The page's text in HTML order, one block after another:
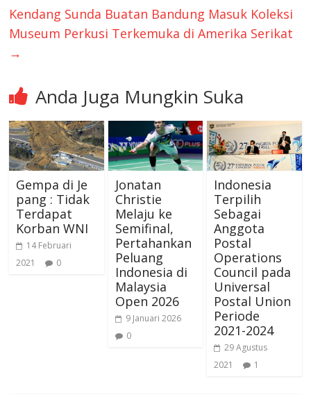
Kendang Sunda Buatan Bandung Masuk Koleksi
Museum Perkusi Terkemuka di Amerika Serikat
→
Anda Juga Mungkin Suka
​Gempa di Je​
pang : Tidak
Terdapat
Korban WNI
14 Februari
2021
0
Jonatan
Christie
Melaju ke
Semifinal,
Pertahankan
Peluang
Indonesia di
Malaysia
Open 2026
9 Januari 2026
0
Indonesia
Terpilih
Sebagai
Anggota
Postal
Operations
Council pada
Universal
Postal Union
Periode
2021-2024
29 Agustus
2021
1